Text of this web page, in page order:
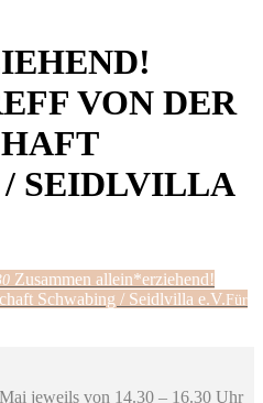
VON DER
SEIDLVILLA
Zusammen allein*erziehend!
Schwabing / Seidlvilla e.V. Für
jeweils von 14.30 – 16.30 Uhr